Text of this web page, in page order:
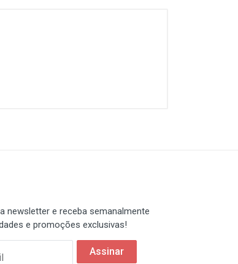
newsletter e receba semanalmente
e promoções exclusivas!
Assinar